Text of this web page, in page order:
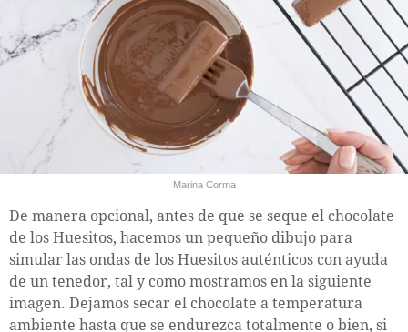
Marina Corma
De manera opcional, antes de que se seque el chocolate
de los Huesitos, hacemos un pequeño dibujo para
simular las ondas de los Huesitos auténticos con ayuda
de un tenedor, tal y como mostramos en la siguiente
imagen. Dejamos secar el chocolate a temperatura
ambiente hasta que se endurezca totalmente o bien, si